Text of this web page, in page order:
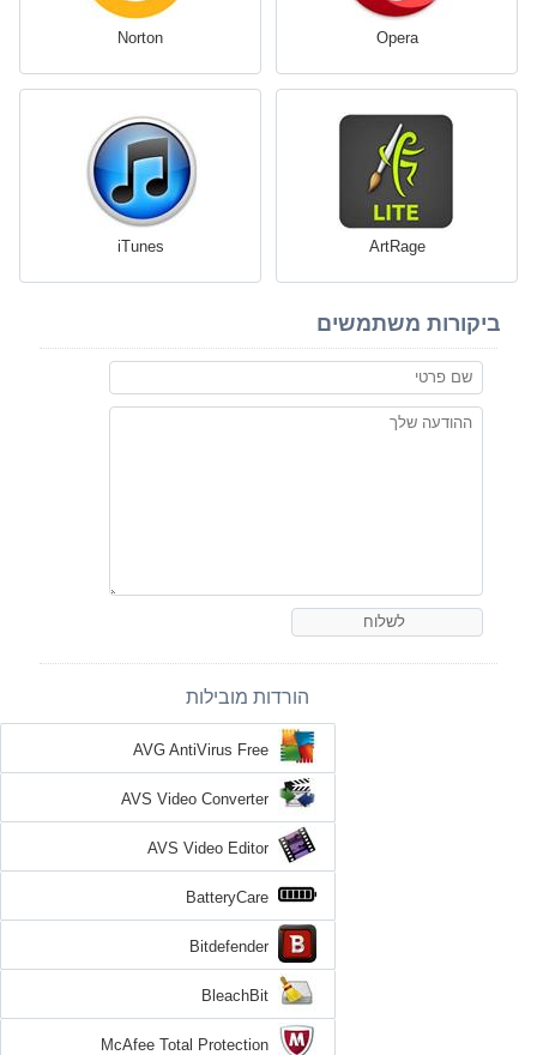
Opera
Norton
ArtRage
iTunes
ביקורות משתמשים
הורדות מובילות
AVG AntiVirus Free
AVS Video Converter
AVS Video Editor
BatteryCare
Bitdefender
BleachBit
McAfee Total Protection